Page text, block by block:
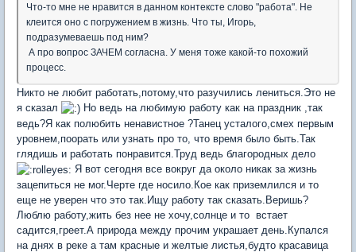
Что-то мне не нравится в данном контексте слово "работа". Не
клеится оно с погружением в жизнь. Что ты, Игорь,
подразумеваешь под ним?
А про вопрос ЗАЧЕМ согласна. У меня тоже какой-то похожий
процесс.
Никто не любит работать,потому,что разучились лениться.Это не
я сказал
Но ведь на любимую работу как на праздник ,так
ведь?Я как полюбить ненавистное ?Танец усталого,смех первым
уровнем,поорать или узнать про то, что время было быть.Так
глядишь и работать понравится.Труд ведь благородных дело
Я вот сегодня все вокруг да около никак за жизнь
зацепиться не мог.Черте где носило.Кое как приземлился и то
еще не уверен что это так.Ищу работу так сказать.Веришь?
Люблю работу,жить без нее не хочу,солнце и то встает
садится,греет.А природа между прочим украшает день.Купался
на днях в реке а там красные и желтые листья,будто красавица